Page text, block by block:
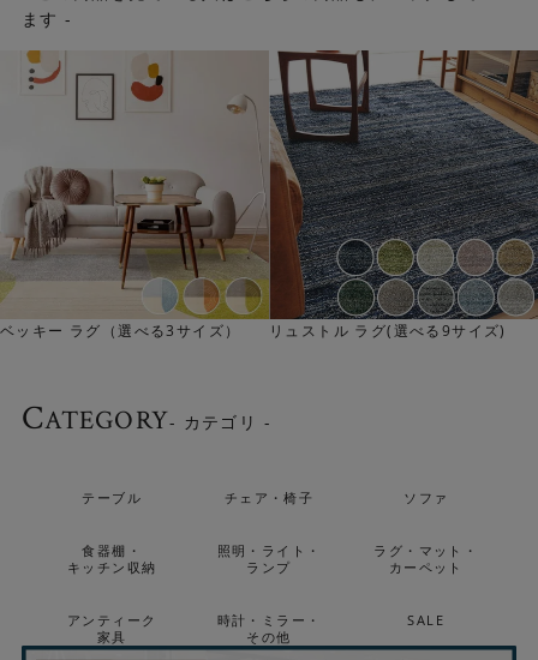
な肌触りに加え、摩擦に強く耐久性にも優れています。 遊
び毛が出にくく、汚れにも強いため、美しい状態を長く保
てます。
ます -
ベッキー ラグ（選べる3サイズ） リュストル ラグ(選べる9サイズ)
CATEGORY- カテゴリ -
テーブル チェア・椅子 ソファ
食器棚・
キッチン収納
照明・ライト・
ランプ
ラグ・マット・
カーペット
アンティーク
家具
時計・ミラー・
その他
SALE